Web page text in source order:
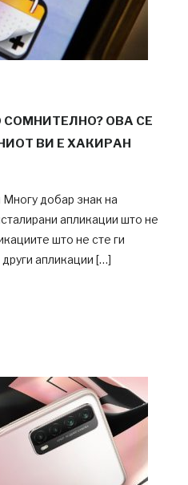
ОВА СЕ
ВИ Е ХАКИРАН
Многу добар знак на
апликации што не
што не сте ги
апликации […]